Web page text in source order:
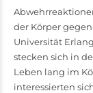
der Körper
Universität
stecken sich in
Leben lang im
interessierten